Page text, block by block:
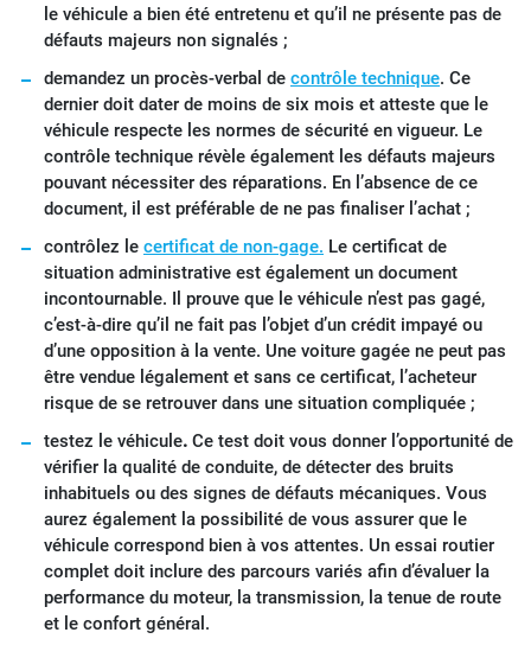
le véhicule a bien été entretenu et qu’il ne présente pas de
défauts majeurs non signalés ;
demandez un procès-verbal de contrôle technique. Ce
dernier doit dater de moins de six mois et atteste que le
véhicule respecte les normes de sécurité en vigueur. Le
contrôle technique révèle également les défauts majeurs
pouvant nécessiter des réparations. En l’absence de ce
document, il est préférable de ne pas finaliser l’achat ;
contrôlez le certificat de non-gage. Le certificat de
situation administrative est également un document
incontournable. Il prouve que le véhicule n’est pas gagé,
c’est-à-dire qu’il ne fait pas l’objet d’un crédit impayé ou
d’une opposition à la vente. Une voiture gagée ne peut pas
être vendue légalement et sans ce certificat, l’acheteur
risque de se retrouver dans une situation compliquée ;
testez le véhicule. Ce test doit vous donner l’opportunité de
vérifier la qualité de conduite, de détecter des bruits
inhabituels ou des signes de défauts mécaniques. Vous
aurez également la possibilité de vous assurer que le
véhicule correspond bien à vos attentes. Un essai routier
complet doit inclure des parcours variés afin d’évaluer la
performance du moteur, la transmission, la tenue de route
et le confort général.